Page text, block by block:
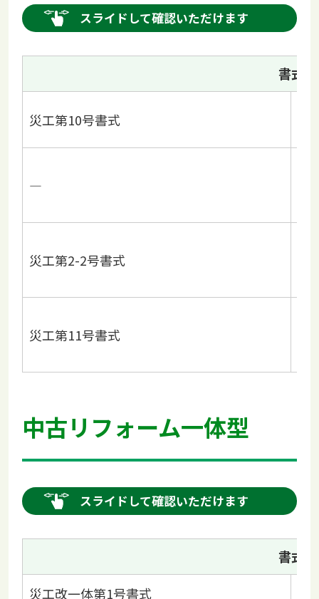
スライドして確認いただけます
書式
災工第10号書式
―
災工第2-2号書式
災工第11号書式
中古リフォーム一体型
スライドして確認いただけます
書式
災工改一体第1号書式